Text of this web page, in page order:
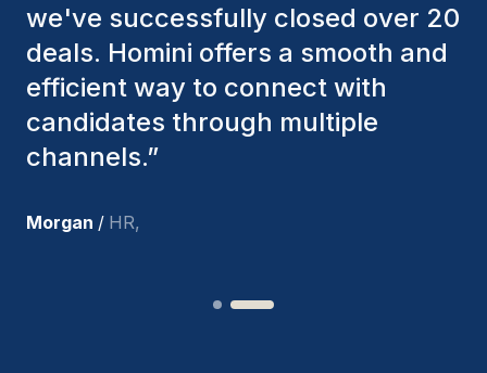
factors to ensure they present the
best candidates. The individuals
we've hired are still with us, and
I’m truly pleased with the new
team members.
Joakin / Deputy-AMLCO